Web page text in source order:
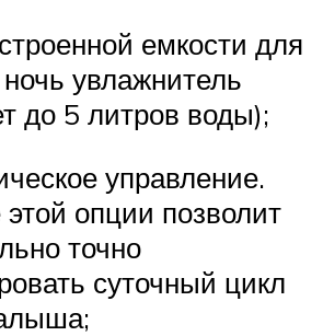
емкости для
увлажнитель
до 5 литров воды);
управление.
опции позволит
точно
суточный цикл